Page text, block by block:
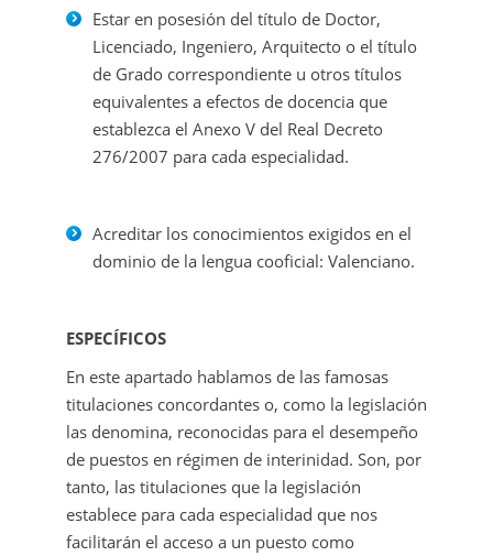
Estar en posesión del título de Doctor,
Licenciado, Ingeniero, Arquitecto o el título
de Grado correspondiente u otros títulos
equivalentes a efectos de docencia que
establezca el Anexo V del Real Decreto
276/2007 para cada especialidad.
Acreditar los conocimientos exigidos en el
dominio de la lengua cooficial: Valenciano.
ESPECÍFICOS
En este apartado hablamos de las famosas
titulaciones concordantes o, como la legislación
las denomina, reconocidas para el desempeño
de puestos en régimen de interinidad. Son, por
tanto, las titulaciones que la legislación
establece para cada especialidad que nos
facilitarán el acceso a un puesto como